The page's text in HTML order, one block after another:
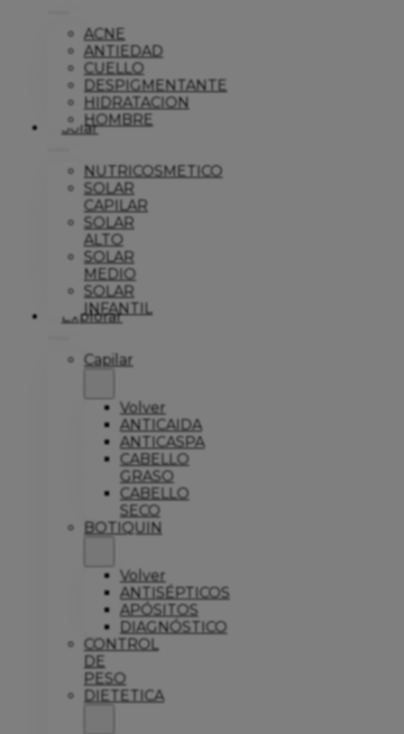
ACNE
ANTIEDAD
CUELLO
DESPIGMENTANTE
HIDRATACION
HOMBRE
Solar
NUTRICOSMETICO
SOLAR
CAPILAR
SOLAR
ALTO
SOLAR
MEDIO
SOLAR
INFANTIL
Explorar
Capilar
Volver
ANTICAIDA
ANTICASPA
CABELLO
GRASO
CABELLO
SECO
BOTIQUIN
Volver
ANTISÉPTICOS
APÓSITOS
DIAGNÓSTICO
CONTROL
DE
PESO
DIETETICA